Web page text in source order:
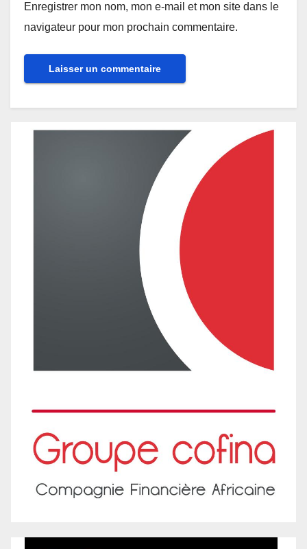
Enregistrer mon nom, mon e-mail et mon site dans le
navigateur pour mon prochain commentaire.